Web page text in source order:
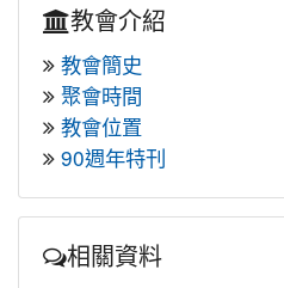
教會介紹
教會簡史
聚會時間
教會位置
90週年特刊
相關資料